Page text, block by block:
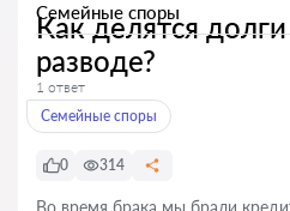
Семейные споры
Как делятся
разводе?
1 ответ
Семейные споры
0 314
Во время брака мы брали